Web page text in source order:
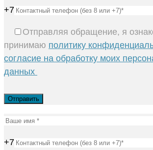
+7
Отправляя обращение, я
принимаю политику
согласие на обработку моих
данных
+7